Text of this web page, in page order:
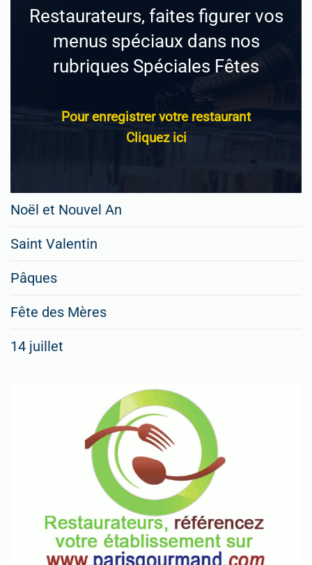
Restaurateurs, faites figurer vos
menus spéciaux dans nos
rubriques Spéciales Fêtes
Pour enregistrer votre restaurant
Cliquez ici
Noël et Nouvel An
Saint Valentin
Pâques
Fête des Mères
14 juillet